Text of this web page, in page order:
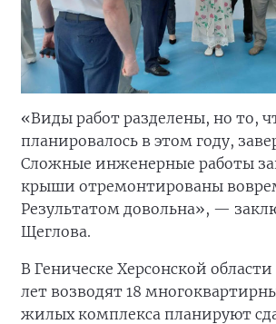
«Виды работ разделены, но то,
планировалось в этом году,
Сложные инженерные работы
крыши отремонтированы
Результатом довольна», —
Щеглова.
В Геническе Херсонской
лет возводят 18
жилых комплекса планируют